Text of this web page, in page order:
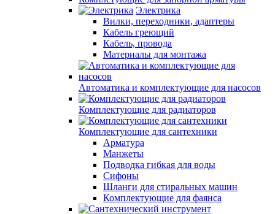
Электрика
Вилки, переходники, адаптеры
Кабель греющий
Кабель, провода
Материалы для монтажа
Автоматика и комплектующие для насосов
Комплектующие для радиаторов
Комплектующие для сантехники
Арматура
Манжеты
Подводка гибкая для воды
Сифоны
Шланги для стиральных машин
Комплектующие для фаянса